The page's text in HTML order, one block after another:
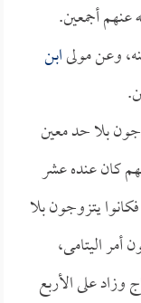
عنهم أجمعين.
وعن مولىابن
بلا حد معين
كان عنده عشر
يتزوجون بلا
اليتامى،
وزاد على الأربع